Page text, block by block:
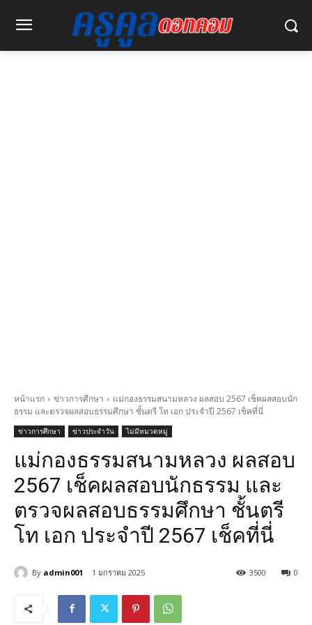
หน้าแรก ข่าวการศึกษา
แม่กองธรรมสนามหลวง ผลสอบ 2567 เช็คผลสอบนัก
ธรรม และตรวจผลสอบธรรมศึกษา ชั้นตรี โท เอก ประจำปี 2567 เช็คที่นี่
ข่าวการศึกษา ข่าวประจำวัน ไม่มีหมวดหมู่
แม่กองธรรมสนามหลวง ผลสอบ
2567 เช็คผลสอบนักธรรม และ
ตรวจผลสอบธรรมศึกษา ชั้นตรี
โท เอก ประจำปี 2567 เช็คที่นี่
By admin001 1 มกราคม 2025 0
3500